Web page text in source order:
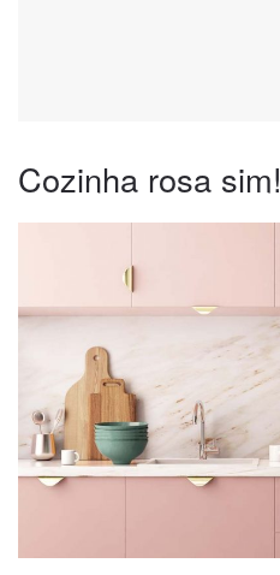
Cozinha rosa sim!